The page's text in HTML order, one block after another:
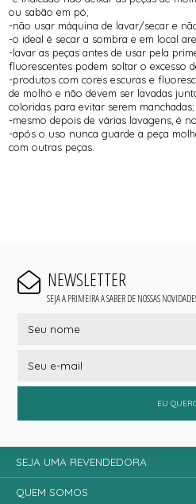
ou sabão em pó;
-não usar máquina de lavar/secar e
-o ideal é secar a sombra e em local
-lavar as peças antes de usar pela
fluorescentes podem soltar o excesso
-produtos com cores escuras e
de molho e não devem ser lavadas
coloridas para evitar serem manchadas;
-mesmo depois de várias lavagens, é
-após o uso nunca guarde a peça
com outras peças.
NEWSLETTER
SEJA A PRIMEIRA A SABER DE NOSSAS
EU
SEJA UMA REVENDEDORA
QUEM SOMOS